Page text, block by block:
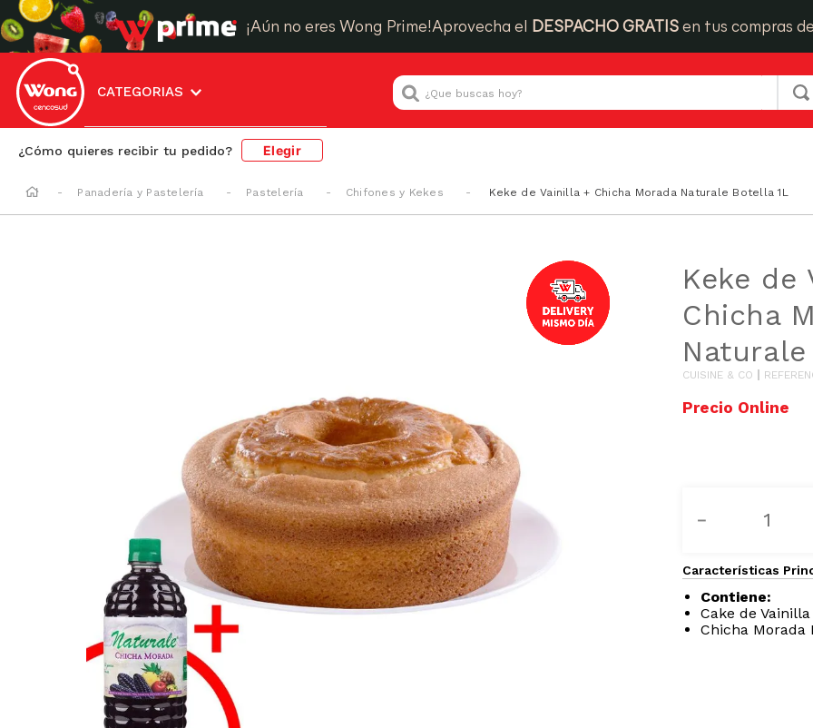
¡Aún no eres Wong Prime!Aprovecha el DESPACHO GRATIS en tus compras
CATEGORIAS
¿Que buscas hoy?
¿Cómo quieres recibir tu pedido? Elegir
Panadería y Pastelería Pastelería Chifones y Kekes Keke de Vainilla + Chicha Morada Naturale Botella 1L
Keke de
Chicha
CUISINE & CO
－
Características
Contiene:
Cake de Vainilla
Chicha Morada